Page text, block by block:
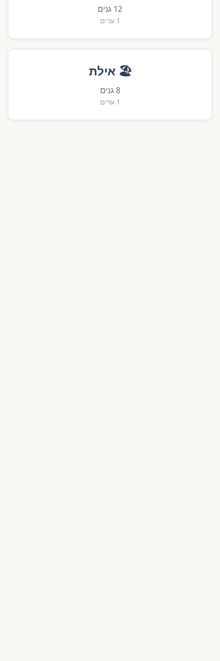
12 גנים
1 ערים
🏖️ אילת
8 גנים
1 ערים